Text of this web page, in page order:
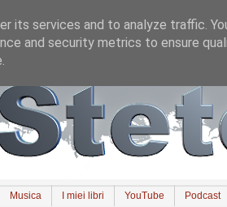
Musica I miei libri YouTube Podcast
its services and to analyze traffic.
and security metrics to ensure